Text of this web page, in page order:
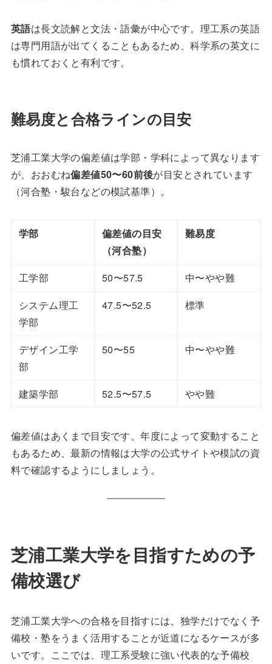
英語は長文読解と文法・語彙が中心です。理工系の英語
は専門用語が出てくることもあるため、科学系の英文に
も慣れておくと有利です。
難易度と合格ラインの目安
芝浦工業大学の偏差値は学部・学科によって異なります
が、おおむね偏差値50〜60前後が目安とされています
（河合塾・駿台などの模試基準）。
学部
偏差値の目安
（河合塾）
難易度
工学部 50〜57.5
中〜やや難
システム理工
学部
47.5〜52.5 標準
デザイン工学
部
50〜55 中〜やや難
建築学部 52.5〜57.5 やや難
偏差値はあくまで目安です。年度によって変動すること
もあるため、最新の情報は大学の公式サイトや模試の資
料で確認するようにしましょう。
芝浦工業大学を目指すための予
備校選び
芝浦工業大学への合格を目指すには、独学だけでなく予
備校・塾をうまく活用することが近道になるケースが多
いです。ここでは、理工系受験に強い代表的な予備校